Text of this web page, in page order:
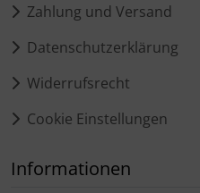
Zahlung und Versand
Datenschutzerklärung
Widerrufsrecht
Cookie Einstellungen
Informationen